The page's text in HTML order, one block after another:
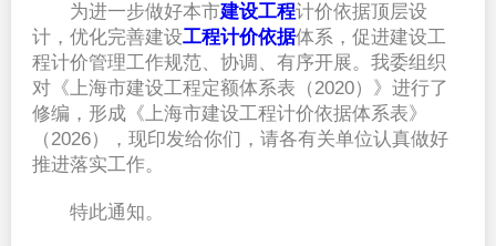
为进一步做好本市建设工程计价依据顶层设
计，优化完善建设工程计价依据体系，促进建设工
程计价管理工作规范、协调、有序开展。我委组织
对《上海市建设工程定额体系表（2020）》进行了
修编，形成《上海市建设工程计价依据体系表》
（2026），现印发给你们，请各有关单位认真做好
推进落实工作。
特此通知。